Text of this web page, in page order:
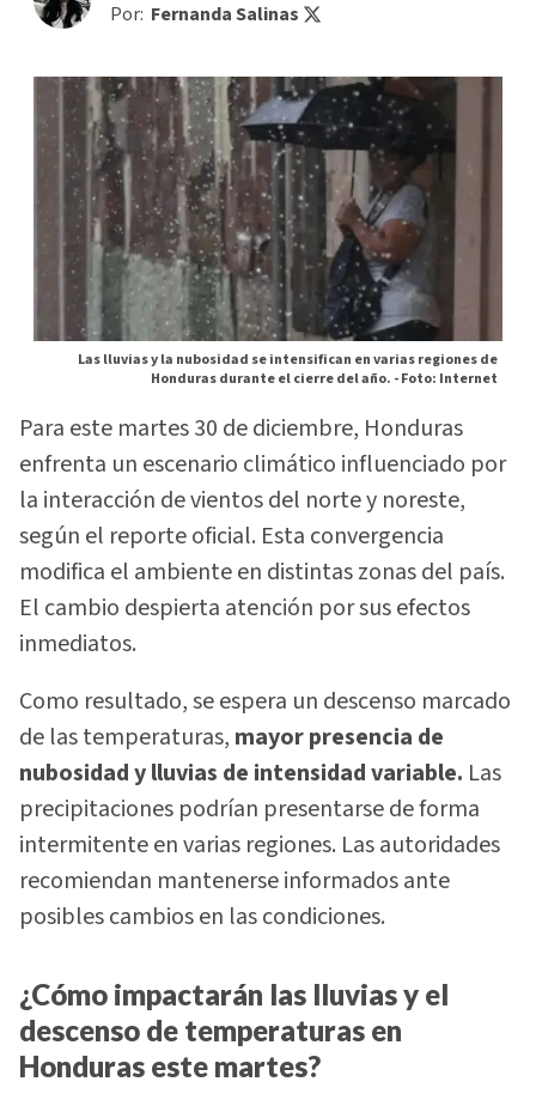
Por: Fernanda Salinas
Las lluvias y la nubosidad se intensifican en varias regiones de
Honduras durante el cierre del año. -Foto: Internet
Para este martes 30 de diciembre, Honduras
enfrenta un escenario climático influenciado por
la interacción de vientos del norte y noreste,
según el reporte oficial. Esta convergencia
modifica el ambiente en distintas zonas del país.
El cambio despierta atención por sus efectos
inmediatos.
Como resultado, se espera un descenso marcado
de las temperaturas, mayor presencia de
nubosidad y lluvias de intensidad variable. Las
precipitaciones podrían presentarse de forma
intermitente en varias regiones. Las autoridades
recomiendan mantenerse informados ante
posibles cambios en las condiciones.
¿Cómo impactarán las lluvias y el
descenso de temperaturas en
Honduras este martes?